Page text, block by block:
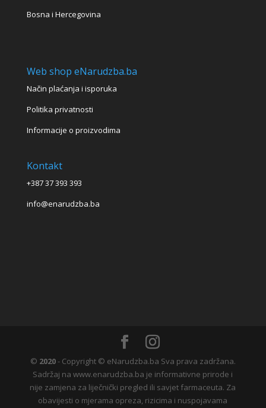
Bosna i Hercegovina
Web shop eNarudzba.ba
Način plaćanja i isporuka
Politika privatnosti
Informacije o proizvodima
Kontakt
+387 37 393 393
info@enarudzba.ba
© 2020- Copyright © eNarudzba.ba Sva prava zadržana.
Sadržaj na www.enarudzba.ba je informativne prirode i
nije zamjena za liječnički pregled ili savjet farmaceuta. Za
obavijesti o mjerama opreza, rizicima i nuspojavama